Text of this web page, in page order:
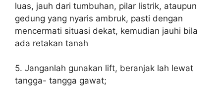
luas, jauh dari tumbuhan, pilar listrik, ataupun
gedung yang nyaris ambruk, pasti dengan
mencermati situasi dekat, kemudian jauhi bila
ada retakan tanah
5. Janganlah gunakan lift, beranjak lah lewat
tangga- tangga gawat;